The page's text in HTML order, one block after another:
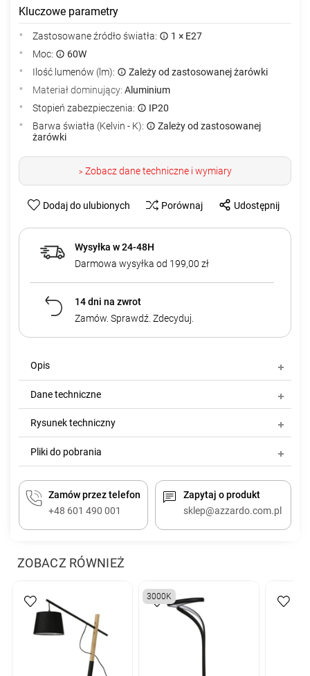
Kluczowe parametry
Zastosowane źródło światła:
1 × E27
Moc:
60W
Ilość lumenów (lm):
Zależy od zastosowanej żarówki
Materiał dominujący: Aluminium
Stopień zabezpieczenia:
IP20
Barwa światła (Kelvin - K):
Zależy od zastosowanej
żarówki
>Zobacz dane techniczne i wymiary
Dodaj do ulubionych Porównaj Udostępnij
Wysyłka w 24-48H
Darmowa wysyłka od 199,00 zł
14 dni na zwrot
Zamów. Sprawdź. Zdecyduj.
Opis
Dane techniczne
Rysunek techniczny
Pliki do pobrania
Zamów przez telefon
+48 601 490 001
Zapytaj o produkt
sklep@azzardo.com.pl
ZOBACZ RÓWNIEŻ
3000K